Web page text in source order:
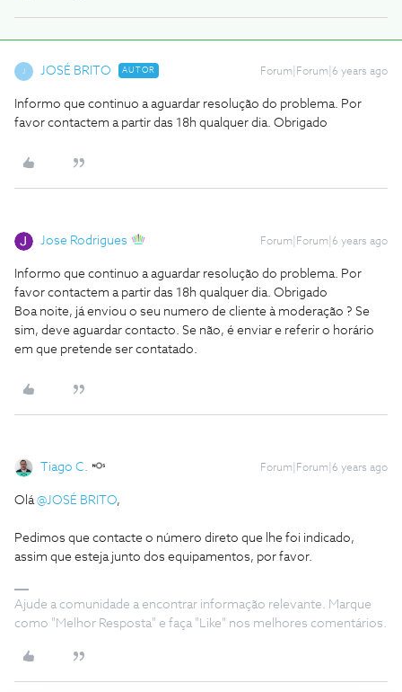
JOSÉ BRITO AUTOR Forum|Forum|6 years ago
Informo que continuo a aguardar resolução do problema. Por
favor contactem a partir das 18h qualquer dia. Obrigado
Jose Rodrigues Forum|Forum|6 years ago
Informo que continuo a aguardar resolução do problema. Por
favor contactem a partir das 18h qualquer dia. Obrigado
Boa noite, já enviou o seu numero de cliente à moderação ? Se
sim, deve aguardar contacto. Se não, é enviar e referir o horário
em que pretende ser contatado.
Tiago C. Forum|Forum|6 years ago
Olá@JOSÉ BRITO,
Pedimos que contacte o número direto que lhe foi indicado,
assim que esteja junto dos equipamentos, por favor.
Ajude a comunidade a encontrar informação relevante. Marque
como "Melhor Resposta" e faça "Like" nos melhores comentários.